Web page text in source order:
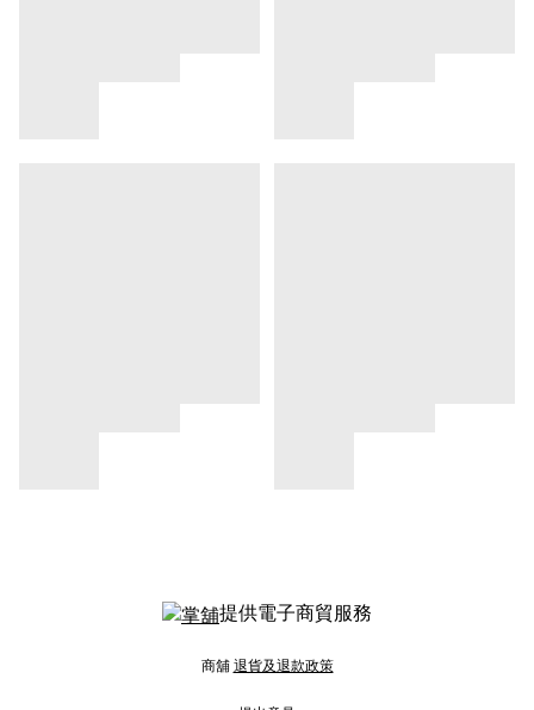
提供電子商貿服務
商舖 退貨及退款政策